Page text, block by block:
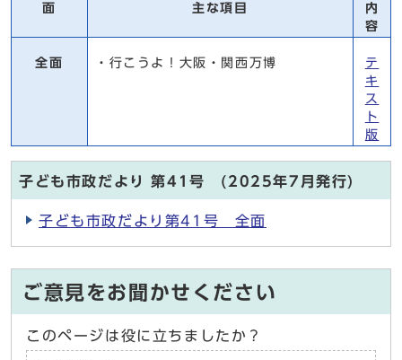
面 主な項目
内
容
全面 ・行こうよ！大阪・関西万博
テ
キ
ス
ト
版
子ども市政だより 第41号 (2025年7月発行)
子ども市政だより第41号 全面
ご意見をお聞かせください
このページは役に立ちましたか？